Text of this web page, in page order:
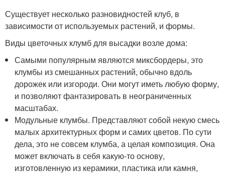
Существует несколько разновидностей клуб, в
зависимости от используемых растений, и формы.
Виды цветочных клумб для высадки возле дома:
Самыми популярным являются миксбордеры, это
клумбы из смешанных растений, обычно вдоль
дорожек или изгороди. Они могут иметь любую форму,
и позволяют фантазировать в неограниченных
масштабах.
Модульные клумбы. Представляют собой некую смесь
малых архитектурных форм и самих цветов. По сути
дела, это не совсем клумба, а целая композиция. Она
может включать в себя какую-то основу,
изготовленную из керамики, пластика или камня,